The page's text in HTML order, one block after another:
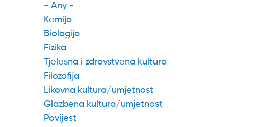
- Any -
Kemija
Biologija
Fizika
Tjelesna i zdravstvena kultura
Filozofija
Likovna kultura/umjetnost
Glazbena kultura/umjetnost
Povijest